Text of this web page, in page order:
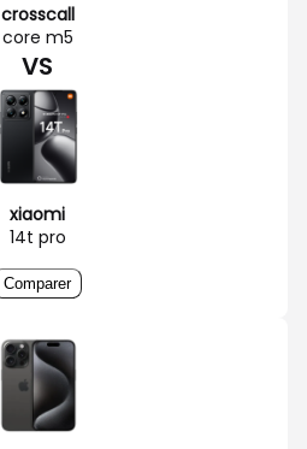
crosscall
core m5
VS
xiaomi
14t pro
Comparer